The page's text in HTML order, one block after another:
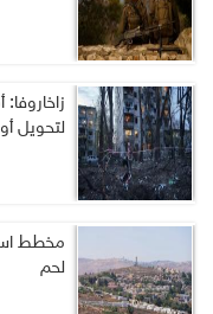
لتحويل
مخطط
لحم